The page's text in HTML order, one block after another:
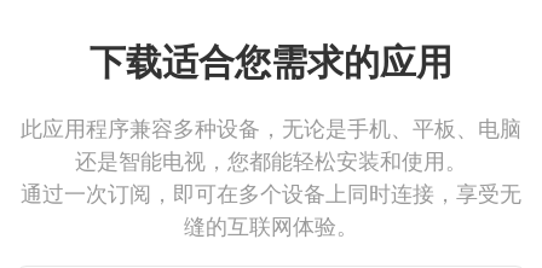
下载适合您需求的应用
此应用程序兼容多种设备，无论是手机、平板、电脑
还是智能电视，您都能轻松安装和使用。
通过一次订阅，即可在多个设备上同时连接，享受无
缝的互联网体验。